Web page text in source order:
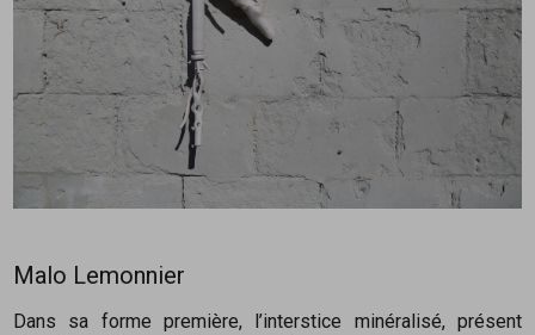
Malo Lemonnier
Dans sa forme première, l’interstice minéralisé, présent